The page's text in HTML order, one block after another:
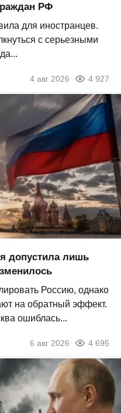
РФ
для иностранцев.
с серьезными
4 авг 2026 4 927
допустила лишь
Россию, однако
на обратный эффект.
ошиблась...
6 авг 2026 4 695